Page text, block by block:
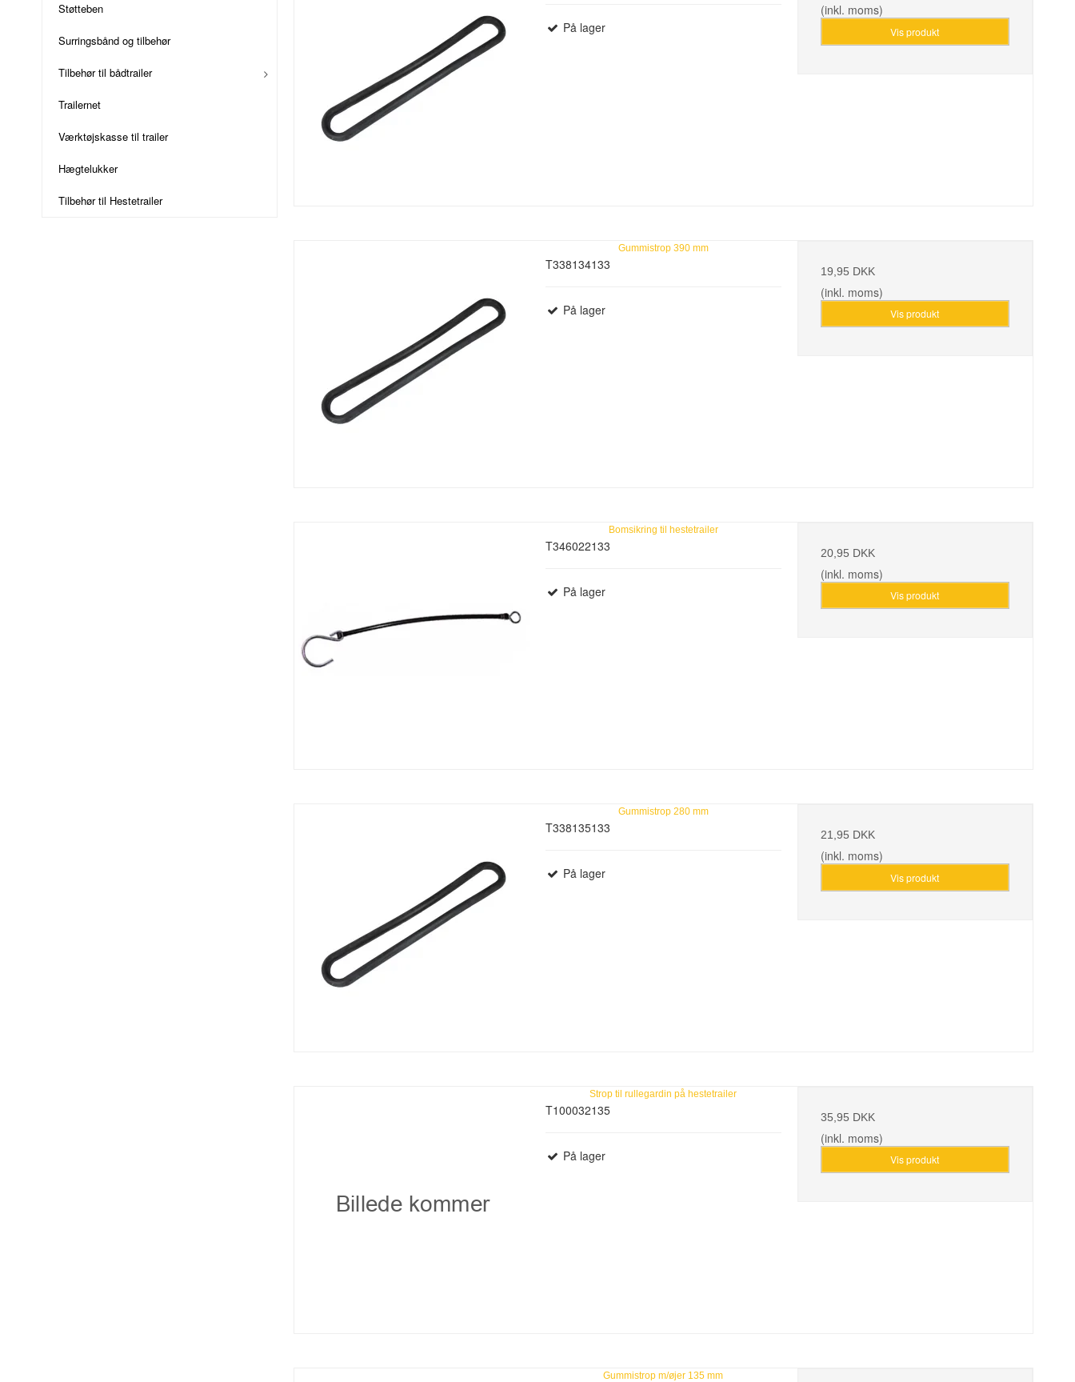
Støtteben
Surringsbånd og tilbehør
Tilbehør til bådtrailer
Trailernet
Værktøjskasse til trailer
Hægtelukker
Tilbehør til Hestetrailer
På lager
(inkl. moms)
Vis produkt
Gummistrop 390 mm
T338134133
På lager
19,95 DKK
(inkl. moms)
Vis produkt
Bomsikring til hestetrailer
T346022133
På lager
20,95 DKK
(inkl. moms)
Vis produkt
Gummistrop 280 mm
T338135133
På lager
21,95 DKK
(inkl. moms)
Vis produkt
Strop til rullegardin på hestetrailer
T100032135
På lager
35,95 DKK
(inkl. moms)
Vis produkt
Gummistrop m/øjer 135 mm